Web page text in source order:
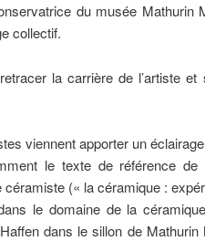
du musée Mathurin
collectif.
la carrière de l’artiste
viennent apporter un
le texte de référence de
(« la céramique :
le domaine de la
dans le sillon de